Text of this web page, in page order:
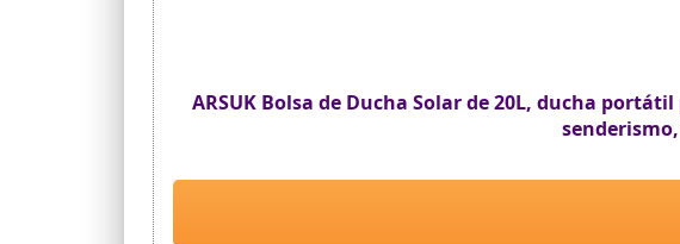
ARSUK Bolsa de Ducha Solar de 20L, ducha